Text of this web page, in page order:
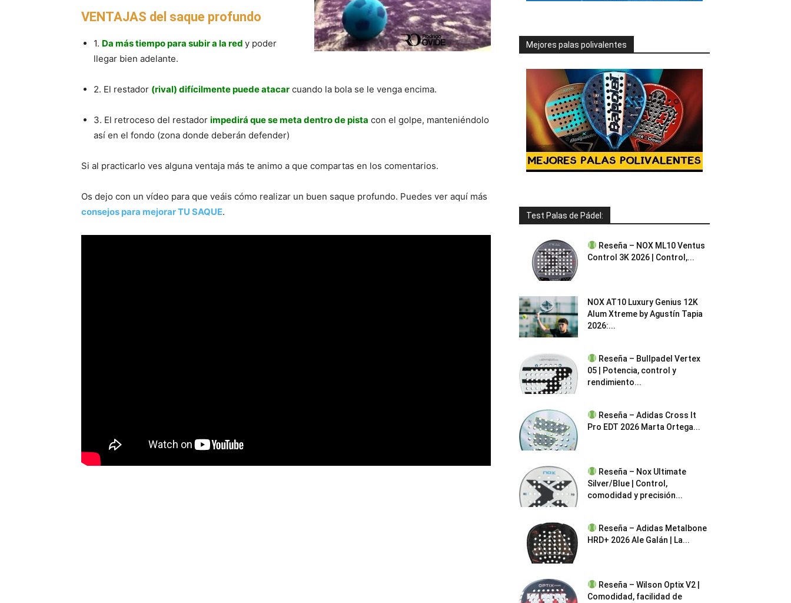
VENTAJAS del saque profundo
1. Da más tiempo para subir a la red y poder
llegar bien adelante.
2. El restador (rival) difícilmente puede atacar cuando la bola se le venga encima.
3. El retroceso del restador impedirá que se meta dentro de pista con el golpe, manteniéndolo
así en el fondo (zona donde deberán defender)
Si al practicarlo ves alguna ventaja más te animo a que compartas en los comentarios.
Os dejo con un vídeo para que veáis cómo realizar un buen saque profundo. Puedes ver aquí más
consejos para mejorar TU SAQUE.
Mejores palas polivalentes
Test Palas de Pádel:
Reseña – NOX ML10 Ventus
Control 3K 2026 | Control,...
NOX AT10 Luxury Genius 12K
Alum Xtreme by Agustín Tapia
2026:...
Reseña – Bullpadel Vertex
05 | Potencia, control y
rendimiento...
Reseña – Adidas Cross It
Pro EDT 2026 Marta Ortega...
Reseña – Nox Ultimate
Silver/Blue | Control,
comodidad y precisión...
Reseña – Adidas Metalbone
HRD+ 2026 Ale Galán | La...
Reseña – Wilson Optix V2 |
Comodidad, facilidad de